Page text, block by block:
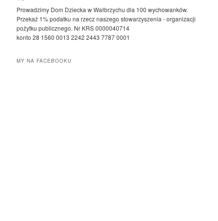
Prowadzimy Dom Dziecka w Wałbrzychu dla 100 wychowanków.
Przekaż 1% podatku na rzecz naszego stowarzyszenia - organizacji
pożytku publicznego. Nr KRS 0000040714
konto 28 1560 0013 2242 2443 7787 0001
MY NA FACEBOOKU